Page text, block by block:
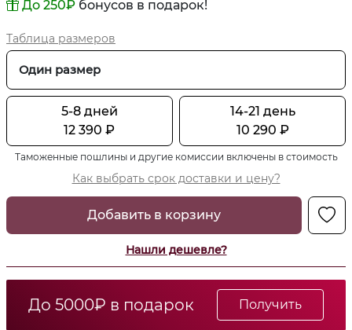
До 250₽ бонусов в подарок!
Таблица размеров
Один размер
5-8 дней
12 390 ₽
14-21 день
10 290 ₽
Таможенные пошлины и другие комиссии включены в стоимость
Как выбрать срок доставки и цену?
Добавить в корзину
Нашли дешевле?
До 5000₽ в подарок Получить